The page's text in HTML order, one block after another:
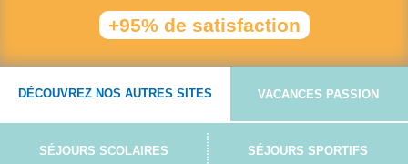
+95% de satisfaction
DÉCOUVREZ NOS AUTRES SITES VACANCES PASSION
SÉJOURS SCOLAIRES SÉJOURS SPORTIFS